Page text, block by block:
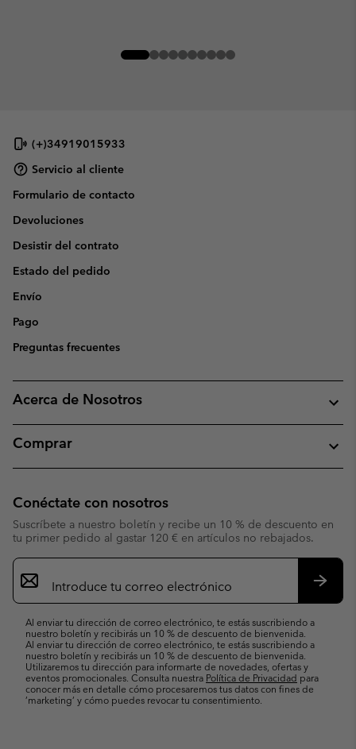
(+)34919015933
Servicio al cliente
Formulario de contacto
Devoluciones
Desistir del contrato
Estado del pedido
Envío
Pago
Preguntas frecuentes
Acerca de Nosotros
Comprar
Conéctate con nosotros
Suscríbete a nuestro boletín y recibe un 10 % de descuento en
tu primer pedido al gastar 120 € en artículos no rebajados.
Suscripción
de
correo
Al enviar tu dirección de correo electrónico, te estás suscribiendo a
nuestro boletín y recibirás un 10 % de descuento de bienvenida.
Al enviar tu dirección de correo electrónico, te estás suscribiendo a
nuestro boletín y recibirás un 10 % de descuento de bienvenida.
Utilizaremos tu dirección para informarte de novedades, ofertas y
eventos promocionales. Consulta nuestra Política de Privacidad para
conocer más en detalle cómo procesaremos tus datos con fines de
’marketing’ y cómo puedes revocar tu consentimiento.